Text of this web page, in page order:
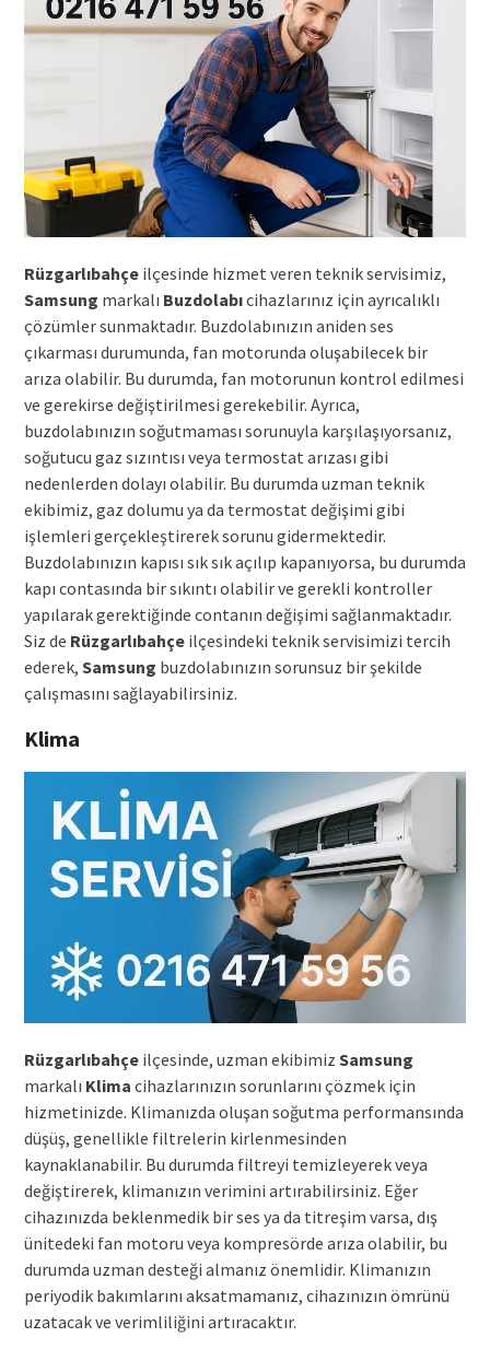
Rüzgarlıbahçeilçesinde hizmet veren teknik servisimiz,
Samsung markalı Buzdolabıcihazlarınız için ayrıcalıklı
çözümler sunmaktadır. Buzdolabınızın aniden ses
çıkarması durumunda, fan motorunda oluşabilecek bir
arıza olabilir. Bu durumda, fan motorunun kontrol edilmesi
ve gerekirse değiştirilmesi gerekebilir. Ayrıca,
buzdolabınızın soğutmaması sorunuyla karşılaşıyorsanız,
soğutucu gaz sızıntısı veya termostat arızası gibi
nedenlerden dolayı olabilir. Bu durumda uzman teknik
ekibimiz, gaz dolumu ya da termostat değişimi gibi
işlemleri gerçekleştirerek sorunu gidermektedir.
Buzdolabınızın kapısı sık sık açılıp kapanıyorsa, bu durumda
kapı contasında bir sıkıntı olabilir ve gerekli kontroller
yapılarak gerektiğinde contanın değişimi sağlanmaktadır.
Siz de Rüzgarlıbahçeilçesindeki teknik servisimizi tercih
ederek, Samsung buzdolabınızın sorunsuz bir şekilde
çalışmasını sağlayabilirsiniz.
Klima
Rüzgarlıbahçeilçesinde, uzman ekibimiz Samsung
markalı Klima cihazlarınızın sorunlarını çözmek için
hizmetinizde. Klimanızda oluşan soğutma performansında
düşüş, genellikle filtrelerin kirlenmesinden
kaynaklanabilir. Bu durumda filtreyi temizleyerek veya
değiştirerek, klimanızın verimini artırabilirsiniz. Eğer
cihazınızda beklenmedik bir ses ya da titreşim varsa, dış
ünitedeki fan motoru veya kompresörde arıza olabilir, bu
durumda uzman desteği almanız önemlidir. Klimanızın
periyodik bakımlarını aksatmamanız, cihazınızın ömrünü
uzatacak ve verimliliğini artıracaktır.